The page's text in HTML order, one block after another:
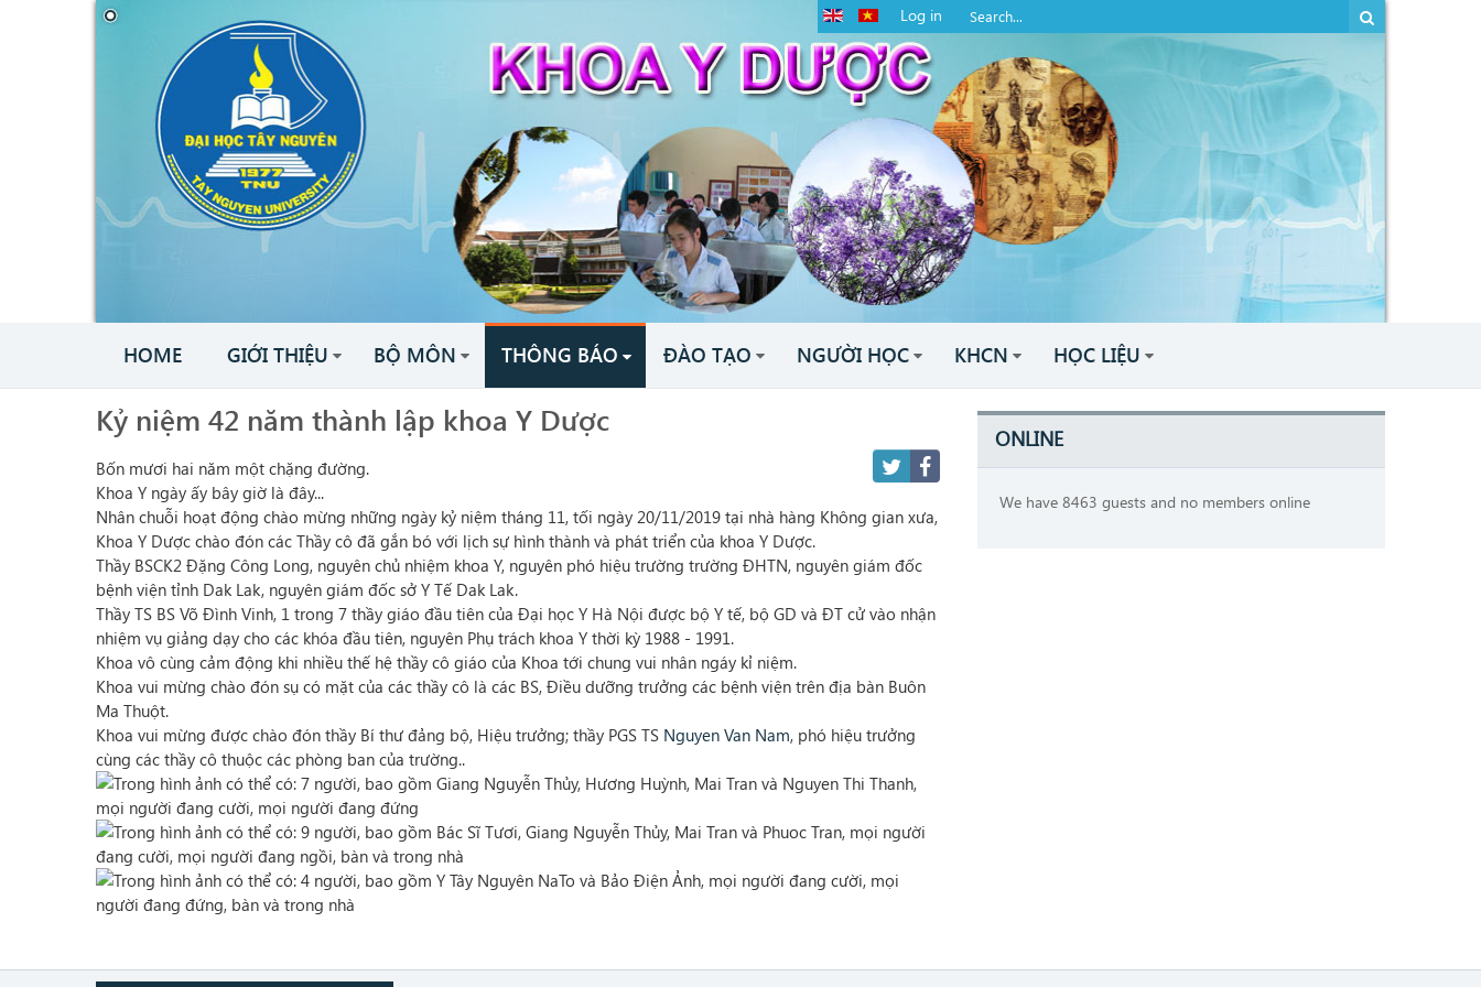
Log in
HOME GIỚI THIỆU BỘ MÔN THÔNG BÁO ĐÀO TẠO NGƯỜI HỌC KHCN HỌC LIỆU
Kỷ niệm 42 năm thành lập khoa Y Dược
Bốn mươi hai năm một chặng đường.
Khoa Y ngày ấy bây giờ là đây...
Nhân chuỗi hoạt động chào mừng những ngày kỷ niệm tháng 11, tối ngày 20/11/2019 tại nhà hàng Không gian xưa,
Khoa Y Dược chào đón các Thầy cô đã gắn bó với lịch sự hình thành và phát triển của khoa Y Dược.
Thầy BSCK2 Đặng Công Long, nguyên chủ nhiệm khoa Y, nguyên phó hiệu trường trường ĐHTN, nguyên giám đốc
bệnh viện tỉnh Dak Lak, nguyên giám đốc sở Y Tế Dak Lak.
Thầy TS BS Võ Đình Vinh, 1 trong 7 thầy giáo đầu tiên của Đại học Y Hà Nội được bộ Y tế, bộ GD và ĐT cử vào nhận
nhiệm vụ giảng dạy cho các khóa đầu tiên, nguyên Phụ trách khoa Y thời kỳ 1988 - 1991.
Khoa vô cùng cảm động khi nhiều thế hệ thầy cô giáo của Khoa tới chung vui nhân ngáy kỉ niệm.
Khoa vui mừng chào đón sụ có mặt của các thầy cô là các BS, Điều dưỡng trưởng các bệnh viện trên địa bàn Buôn
Ma Thuột.
Khoa vui mừng được chào đón thầy Bí thư đảng bộ, Hiệu trưởng; thầy PGS TS Nguyen Van Nam, phó hiệu trưởng
cùng các thầy cô thuộc các phòng ban của trường..
ONLINE
We have 8463 guests and no members online